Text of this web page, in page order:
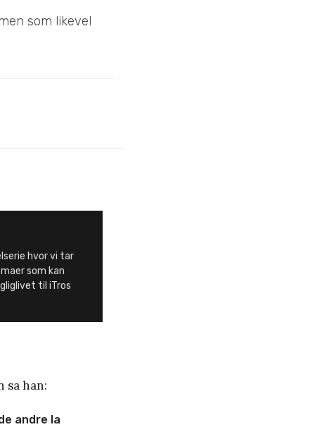
som likevel
hvor vi tar
som kan
til iTros
sa han:
andre la